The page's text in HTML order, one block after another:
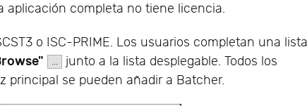
aplicación completa no tiene licencia.
o ISC-PRIME. Los usuarios completan una
junto a la lista desplegable. Todos los
principal se pueden añadir a Batcher.